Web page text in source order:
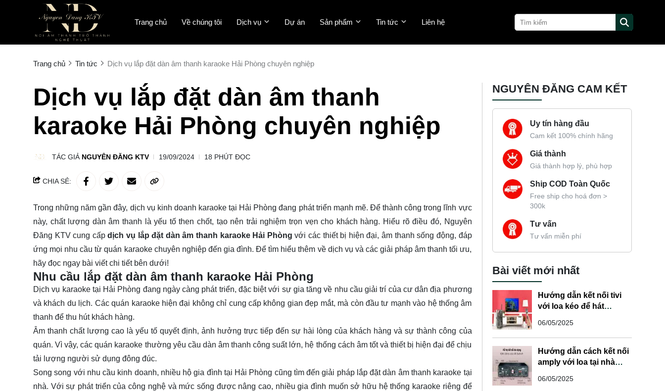
Trang chủ Về chúng tôi Dịch vụ Dự án Sản phẩm Tin tức Liên hệ
Trang chủ Tin tức Dịch vụ lắp đặt dàn âm thanh karaoke Hải Phòng chuyên nghiệp
Dịch vụ lắp đặt dàn âm thanh
karaoke Hải Phòng chuyên nghiệp
TÁC GIẢ NGUYÊN ĐĂNG KTV 19/09/2024 18 PHÚT ĐỌC
CHIA SẺ:
Trong những năm gần đây, dịch vụ kinh doanh karaoke tại Hải Phòng đang phát triển mạnh mẽ. Để thành công trong lĩnh vực
này, chất lượng dàn âm thanh là yếu tố then chốt, tạo nên trải nghiệm trọn vẹn cho khách hàng. Hiểu rõ điều đó, Nguyên
Đăng KTV cung cấpdịch vụ lắp đặt dàn âm thanh karaoke Hải Phòng với các thiết bị hiện đại, âm thanh sống động, đáp
ứng mọi nhu cầu từ quán karaoke chuyên nghiệp đến gia đình. Để tìm hiểu thêm về dịch vụ và các giải pháp âm thanh tối ưu,
hãy đọc ngay bài viết chi tiết bên dưới!
Nhu cầu lắp đặt dàn âm thanh karaoke Hải Phòng
Dịch vụ karaoke tại Hải Phòng đang ngày càng phát triển, đặc biệt với sự gia tăng về nhu cầu giải trí của cư dân địa phương
và khách du lịch. Các quán karaoke hiện đại không chỉ cung cấp không gian đẹp mắt, mà còn đầu tư mạnh vào hệ thống âm
thanh để thu hút khách hàng.
Âm thanh chất lượng cao là yếu tố quyết định, ảnh hưởng trực tiếp đến sự hài lòng của khách hàng và sự thành công của
quán. Vì vậy, các quán karaoke thường yêu cầu dàn âm thanh công suất lớn, hệ thống cách âm tốt và thiết bị hiện đại để chịu
tải lượng người sử dụng đông đúc.
Song song với nhu cầu kinh doanh, nhiều hộ gia đình tại Hải Phòng cũng tìm đến giải pháp lắp đặt dàn âm thanh karaoke tại
nhà. Với sự phát triển của công nghệ và mức sống được nâng cao, nhiều gia đình muốn sở hữu hệ thống karaoke riêng để
NGUYÊN ĐĂNG CAM KẾT
Uy tín hàng đầu
Cam kết 100% chính hãng
Giá thành
Giá thành hợp lý, phù hợp
Ship COD Toàn Quốc
Free ship cho hoá đơn >
300k
Tư vấn
Tư vấn miễn phí
Bài viết mới nhất
Hướng dẫn kết nối tivi
với loa kéo để hát
06/05/2025
Hướng dẫn cách kết nối
amply với loa tại nhà
chóng
06/05/2025